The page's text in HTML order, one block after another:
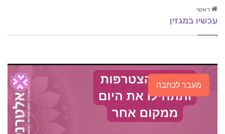
ראשי
עכשיו במגזין
מעבר לכתבה